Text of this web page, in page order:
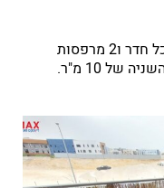
בדירה יש מטבח משודרג, מיזוג עילי בכל חדר ו2 מרפסות